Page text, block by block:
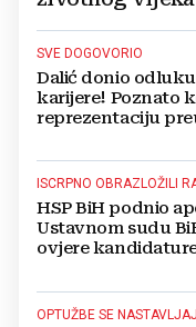
SVE DOGOVORIO
Dalić donio
karijere! Poznato
reprezentaciju
ISCRPNO OBRAZLOŽILI
HSP BiH podnio
Ustavnom sudu
ovjere
OPTUŽBE SE